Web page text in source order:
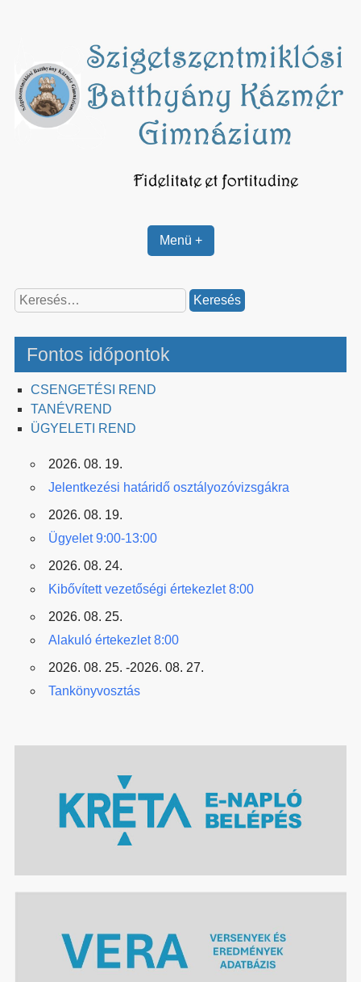
Menü +
Keresés:
Fontos időpontok
CSENGETÉSI REND
TANÉVREND
ÜGYELETI REND
2026. 08. 19.
Jelentkezési határidő osztályozóvizsgákra
2026. 08. 19.
Ügyelet 9:00-13:00
2026. 08. 24.
Kibővített vezetőségi értekezlet 8:00
2026. 08. 25.
Alakuló értekezlet 8:00
2026. 08. 25. -2026. 08. 27.
Tankönyvosztás